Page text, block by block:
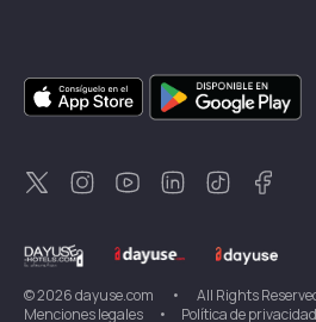
DayuseSingapur
DayuseSuecia
DayuseTailandia
DayuseNueva Zelanda
DayuseTurquía
©2026dayuse.com •
All Rights
Menciones legales
• Política de privacidad